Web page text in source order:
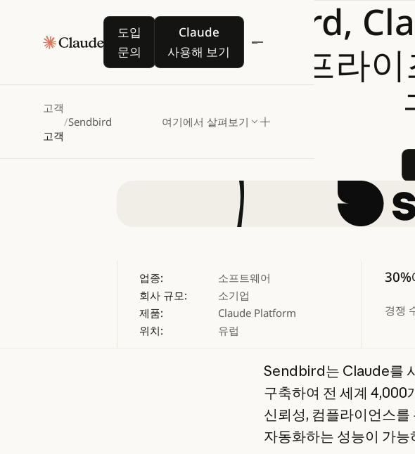
도입
문의
도입 문의
Claude
사용해 보기
Claude 사용해 보기
고객
고객
/Sendbird 여기에서 살펴보기
Sendbird,
엔터프라
업종:
소프트웨어
회사 규모:
소기업
제품:
Claude Platform
위치:
유럽
30%
경쟁
Sendbird는 Claude를
구축하여 전 세계 4,000
신뢰성, 컴플라이언스
자동화하는 성능이 가